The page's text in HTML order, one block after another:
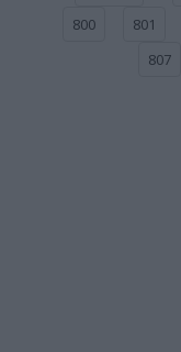
800
801
807